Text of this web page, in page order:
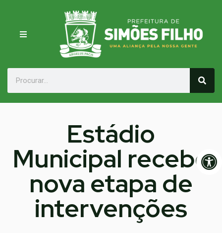
Estádio
Municipal recebe
nova etapa de
intervenções